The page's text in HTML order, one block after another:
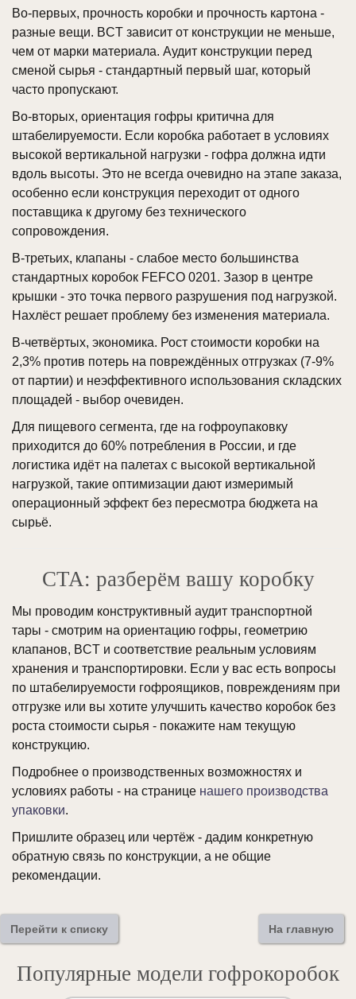
Во-первых, прочность коробки и прочность картона -
разные вещи. BCT зависит от конструкции не меньше,
чем от марки материала. Аудит конструкции перед
сменой сырья - стандартный первый шаг, который
часто пропускают.
Во-вторых, ориентация гофры критична для
штабелируемости. Если коробка работает в условиях
высокой вертикальной нагрузки - гофра должна идти
вдоль высоты. Это не всегда очевидно на этапе заказа,
особенно если конструкция переходит от одного
поставщика к другому без технического
сопровождения.
В-третьих, клапаны - слабое место большинства
стандартных коробок FEFCO 0201. Зазор в центре
крышки - это точка первого разрушения под нагрузкой.
Нахлёст решает проблему без изменения материала.
В-четвёртых, экономика. Рост стоимости коробки на
2,3% против потерь на повреждённых отгрузках (7-9%
от партии) и неэффективного использования складских
площадей - выбор очевиден.
Для пищевого сегмента, где на гофроупаковку
приходится до 60% потребления в России, и где
логистика идёт на палетах с высокой вертикальной
нагрузкой, такие оптимизации дают измеримый
операционный эффект без пересмотра бюджета на
сырьё.
CTA: разберём вашу коробку
Мы проводим конструктивный аудит транспортной
тары - смотрим на ориентацию гофры, геометрию
клапанов, BCT и соответствие реальным условиям
хранения и транспортировки. Если у вас есть вопросы
по штабелируемости гофроящиков, повреждениям при
отгрузке или вы хотите улучшить качество коробок без
роста стоимости сырья - покажите нам текущую
конструкцию.
Подробнее о производственных возможностях и
условиях работы - на странице нашего производства
упаковки.
Пришлите образец или чертёж - дадим конкретную
обратную связь по конструкции, а не общие
рекомендации.
Перейти к списку На главную
Популярные модели гофрокоробок